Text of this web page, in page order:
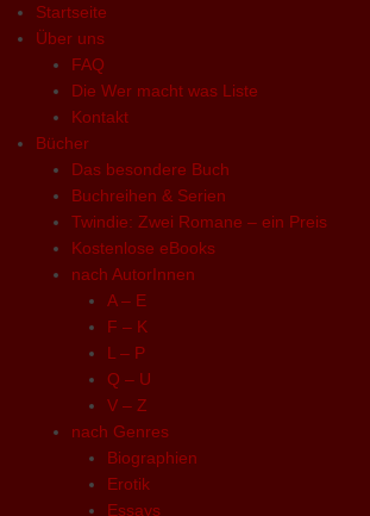
Startseite
Über uns
FAQ
Die Wer macht was Liste
Kontakt
Bücher
Das besondere Buch
Buchreihen & Serien
Twindie: Zwei Romane – ein Preis
Kostenlose eBooks
nach AutorInnen
A – E
F – K
L – P
Q – U
V – Z
nach Genres
Biographien
Erotik
Essays